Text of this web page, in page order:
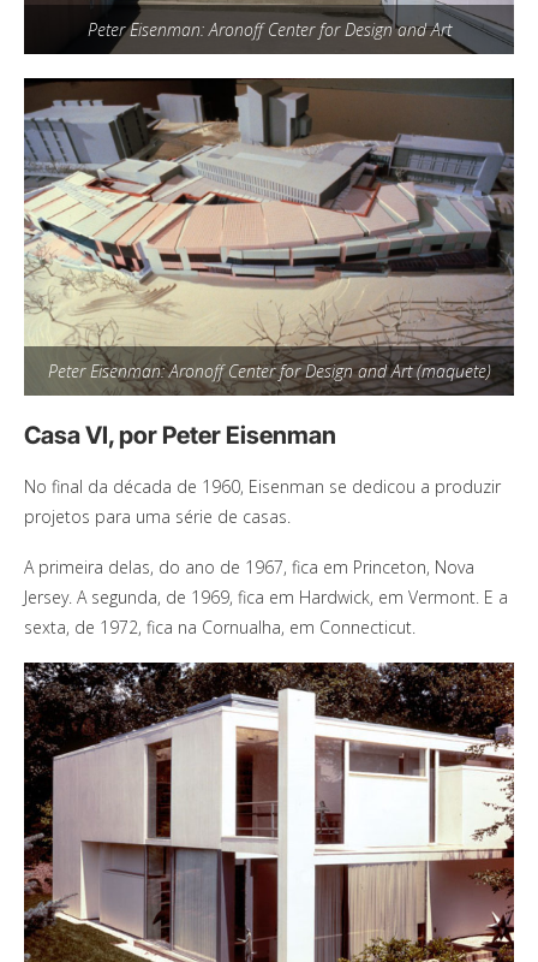
Peter Eisenman: Aronoff Center for Design and Art
Peter Eisenman: Aronoff Center for Design and Art (maquete)
Casa VI, por Peter Eisenman
No final da década de 1960, Eisenman se dedicou a produzir
projetos para uma série de casas.
A primeira delas, do ano de 1967, fica em Princeton, Nova
Jersey. A segunda, de 1969, fica em Hardwick, em Vermont. E a
sexta, de 1972, fica na Cornualha, em Connecticut.